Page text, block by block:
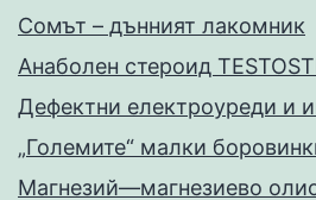
Сомът – дънният лакомник
Анаболен стероид
Дефектни електроуреди и
„Големите“ малки
Магнезий—магнезиево